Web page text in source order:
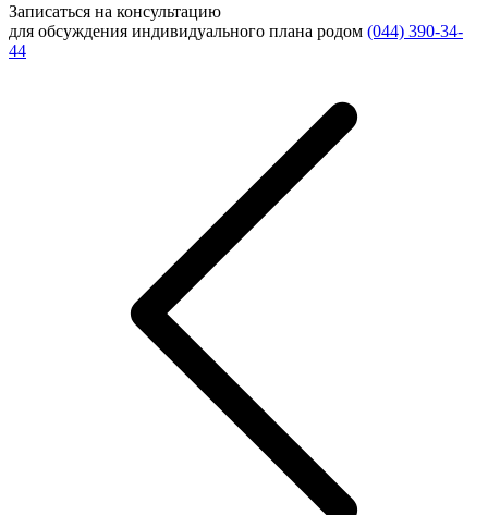
Записаться на консультацию
для обсуждения индивидуального плана родом (044) 390-34-
44